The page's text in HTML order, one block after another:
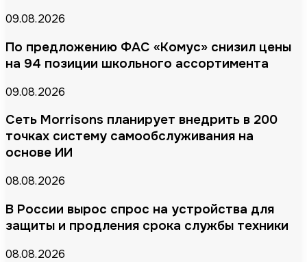
09.08.2026
По предложению ФАС «Комус» снизил цены
на 94 позиции школьного ассортимента
09.08.2026
Сеть Morrisons планирует внедрить в 200
точках систему самообслуживания на
основе ИИ
08.08.2026
В России вырос спрос на устройства для
защиты и продления срока службы техники
08.08.2026